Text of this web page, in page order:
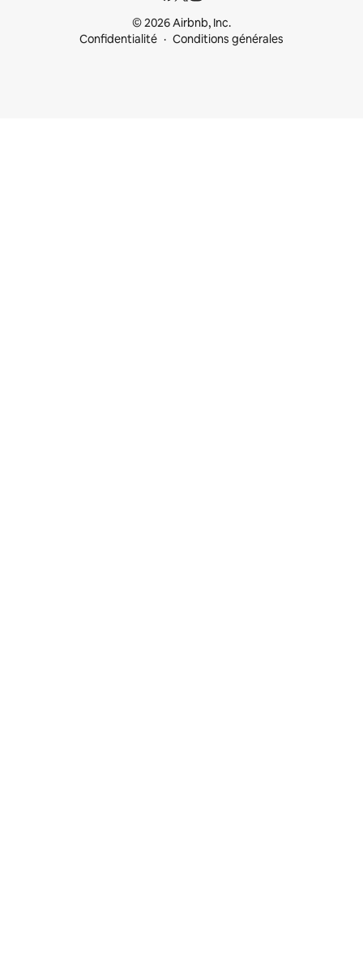
© 2026 Airbnb, Inc.
Confidentialité
Conditions générales